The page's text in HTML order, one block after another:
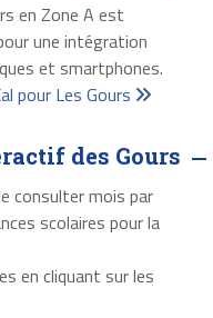
en Zone A est
une intégration
et smartphones.
pour Les Gours
des Gours
consulter mois par
scolaires pour la
en cliquant sur les